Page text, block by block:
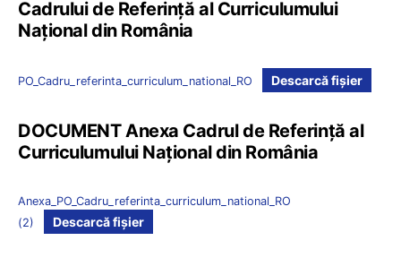
Cadrului de Referință al Curriculumului
Național din România
PO_Cadru_referinta_curriculum_national_RO Descarcă fișier
DOCUMENT Anexa Cadrul de Referință al
Curriculumului Național din România
Anexa_PO_Cadru_referinta_curriculum_national_RO
(2)
Descarcă fișier